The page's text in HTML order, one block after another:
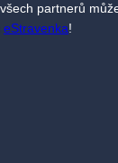
partnerů
eStravenka!